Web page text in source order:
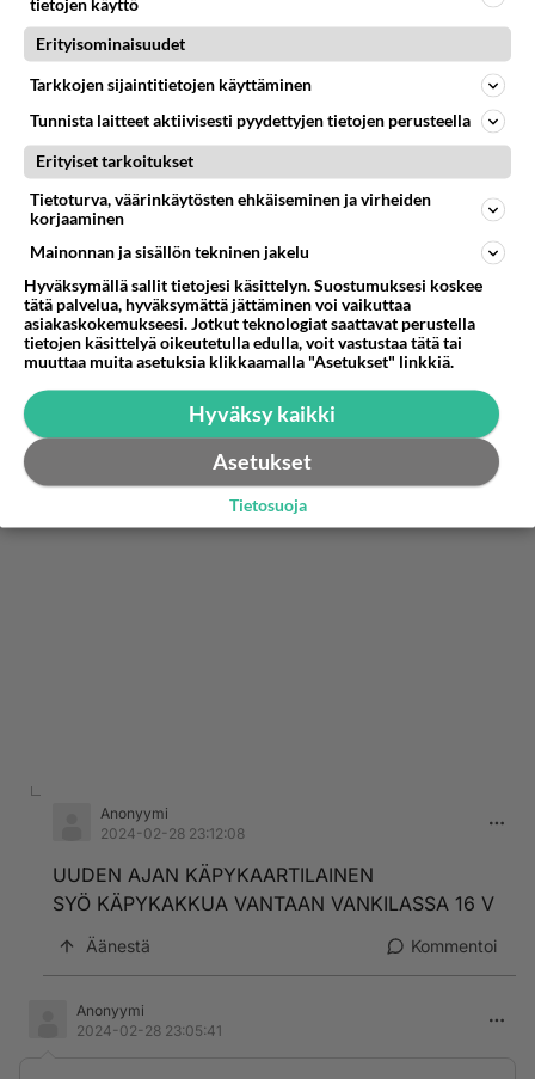
venäjämielisiä sotahulluja kun ei niille oikein ole
muutakaan annettavaa .
Äänestä Kommentoi
Anonyymi
2024-02-28 23:03:45
"If the button is pushed, there's no runnin' away."
Remember
Äänestä Kommentoi
Anonyymi
2024-02-28 23:12:08
UUDEN AJAN KÄPYKAARTILAINEN
SYÖ KÄPYKAKKUA VANTAAN VANKILASSA 16 V
Äänestä Kommentoi
Anonyymi
2024-02-28 23:05:41
tietojen käyttö
Erityisominaisuudet
Tarkkojen sijaintitietojen käyttäminen
Tunnista laitteet aktiivisesti pyydettyjen tietojen perusteella
Erityiset tarkoitukset
Tietoturva, väärinkäytösten ehkäiseminen ja virheiden
korjaaminen
Mainonnan ja sisällön tekninen jakelu
Hyväksymällä sallit tietojesi käsittelyn. Suostumuksesi koskee
tätä palvelua, hyväksymättä jättäminen voi vaikuttaa
asiakaskokemukseesi. Jotkut teknologiat saattavat perustella
tietojen käsittelyä oikeutetulla edulla, voit vastustaa tätä tai
muuttaa muita asetuksia klikkaamalla "Asetukset" linkkiä.
Hyväksy kaikki
Asetukset
Tietosuoja